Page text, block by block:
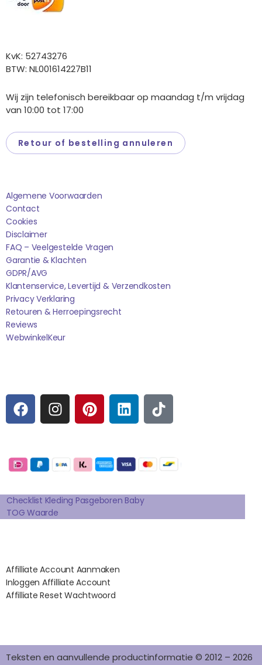
KvK: 52743276
BTW: NL001614227B11
Wij zijn telefonisch bereikbaar op maandag t/m vrijdag
van 10:00 tot 17:00
Retour of bestelling annuleren
Algemene Voorwaarden
Contact
Cookies
Disclaimer
FAQ – Veelgestelde Vragen
Garantie & Klachten
GDPR/AVG
Klantenservice, Levertijd & Verzendkosten
Privacy Verklaring
Retouren & Herroepingsrecht
Reviews
WebwinkelKEur
F
A
C
B
O
O
K
I
N
S
A
R
A
M
P
I
N
E
R
E
S
T
L
I
N
E
D
I
N
T
I
K
O
K
Checklist Kleding Pasgeboren Baby
TOG Waarde
Affilliate Account Aanmaken
Inloggen Affilliate Account
Affilliate Reset Wachtwoord
Teksten en aanvullende productinformatie © 2012 – 2026